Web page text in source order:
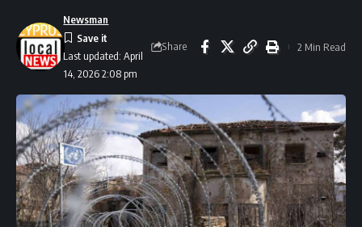
Last updated: April
14, 2026 2:08 pm
Newsman
Share 2 Min Read